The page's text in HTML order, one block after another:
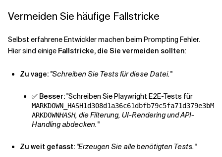
Vermeiden Sie häufige Fallstricke
Selbst erfahrene Entwickler machen beim Prompting Fehler.
Hier sind einige Fallstricke, die Sie vermeiden sollten:
Zu vage: "Schreiben Sie Tests für diese Datei."
✅ Besser:"Schreiben Sie Playwright E2E-Tests für
MARKDOWN_HASH1d308d1a36c61dbfb79c5fa71d379e3bM
ARKDOWNHASH, die Filterung, UI-Rendering und API-
Handling abdecken."
Zu weit gefasst: "Erzeugen Sie alle benötigten Tests."